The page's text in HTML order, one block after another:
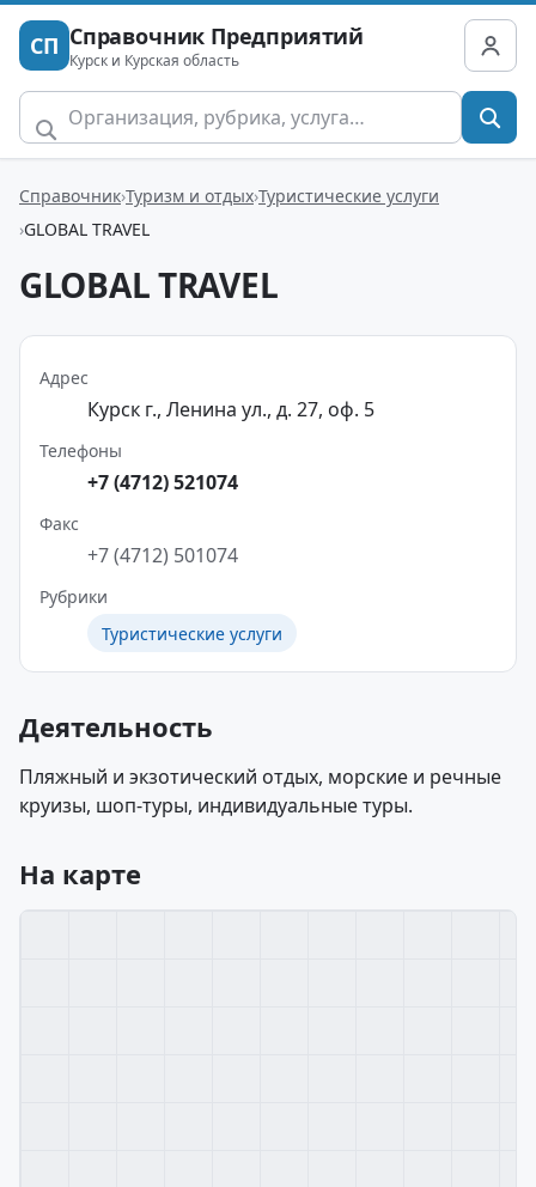
СП Справочник Предприятий
Курск и Курская область
Справочник Туризм и отдых Туристические услуги
GLOBAL TRAVEL
GLOBAL TRAVEL
Адрес
Курск г., Ленина ул., д. 27, оф. 5
Телефоны
+7 (4712) 521074
Факс
+7 (4712) 501074
Рубрики
Туристические услуги
Деятельность
Пляжный и экзотический отдых, морские и речные
круизы, шоп-туры, индивидуальные туры.
На карте